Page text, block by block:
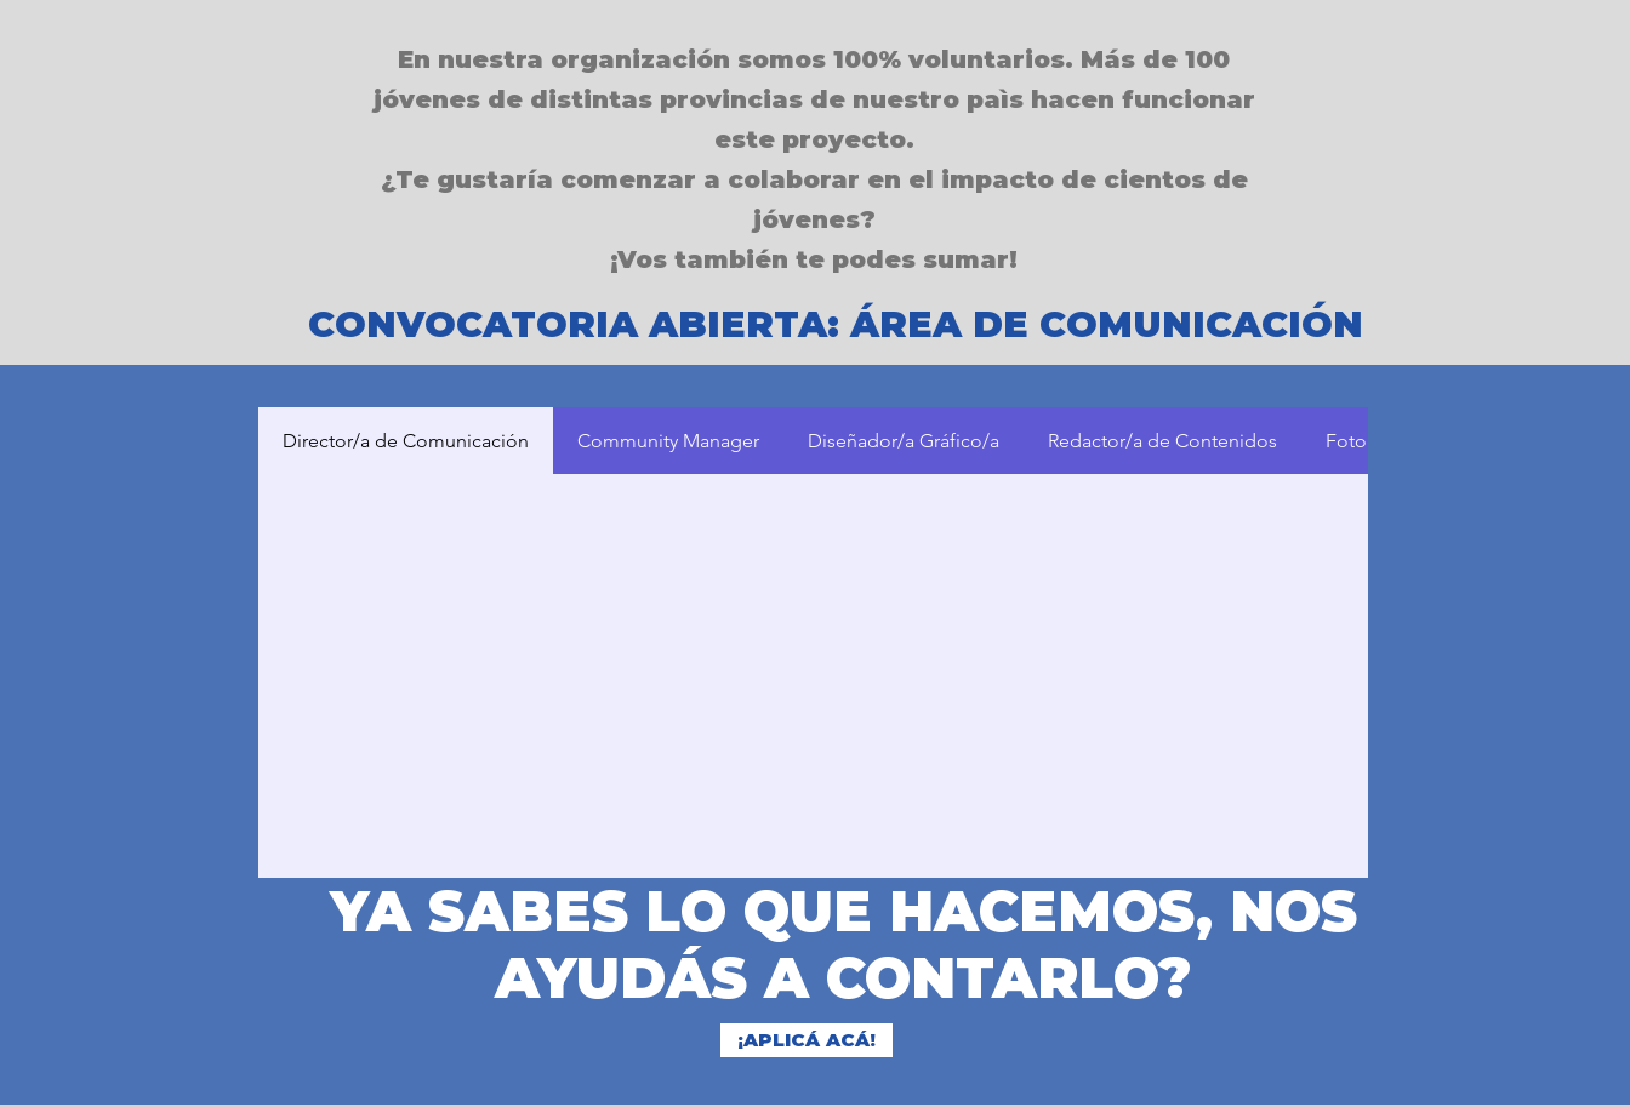
En nuestra organización somos 100% voluntarios. Más de 100
jóvenes de distintas provincias de nuestro paìs hacen funcionar
este proyecto.
¿Te gustaría comenzar a colaborar en el impacto de cientos de
jóvenes?
¡Vos también te podes sumar!
CONVOCATORIA ABIERTA: ÁREA DE COMUNICACIÓN
Director/a de Comunicación Community Manager Diseñador/a Gráfico/a Redactor/a de Contenidos Fotografía y Audiovisual
YA SABES LO QUE HACEMOS, NOS
AYUDÁS A CONTARLO?
¡APLICÁ ACÁ!